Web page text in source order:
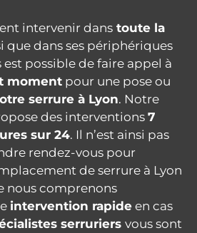
intervenir dans toute la
que dans ses périphériques
possible de faire appel à
moment pour une pose ou
serrure à Lyon. Notre
des interventions 7
sur 24. Il n’est ainsi pas
rendez-vous pour
de serrure à Lyon
nous comprenons
intervention rapide en cas
serruriers vous sont